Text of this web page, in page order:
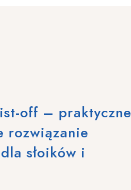
off – praktyczne
rozwiązanie
słoików i